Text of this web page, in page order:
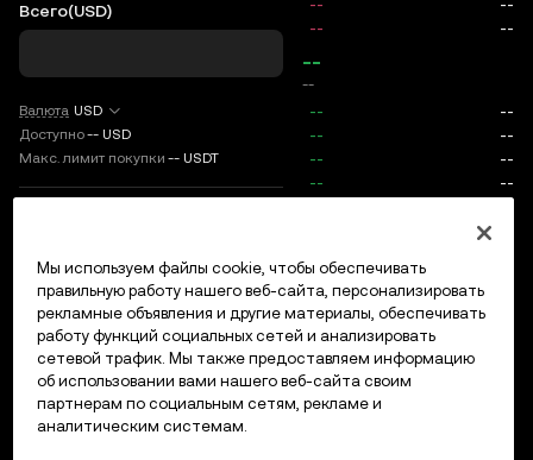
Всего(USD)
Валюта USD
Доступно-- USD
Макс. лимит покупки -- USDT
Вход/регистрация
Макс. цена 0
Комиссии
--
--
Открытые ордера История ордеров Открытые
Мы используем файлы cookie, чтобы обеспечивать
правильную работу нашего веб-сайта, персонализировать
рекламные объявления и другие материалы, обеспечивать
работу функций социальных сетей и анализировать
сетевой трафик. Мы также предоставляем информацию
об использовании вами нашего веб-сайта своим
партнерам по социальным сетям, рекламе и
аналитическим системам.